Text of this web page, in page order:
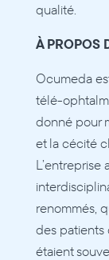
qualité.
À PROPOS
Ocumeda
télé-
donné pour
et la cécité
renommés,
des patients
étaient